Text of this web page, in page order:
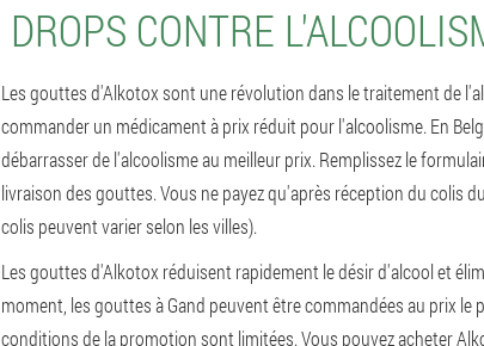
DROPS CONTRE
Les gouttes d'Alkotox sont une révolution dans le traitement de
commander un médicament à prix réduit pour l'alcoolisme. En
débarrasser de l'alcoolisme au meilleur prix. Remplissez le
livraison des gouttes. Vous ne payez qu'après réception du colis
colis peuvent varier selon les villes).
Les gouttes d'Alkotox réduisent rapidement le désir d'alcool et
moment, les gouttes à Gand peuvent être commandées au prix le
conditions de la promotion sont limitées. Vous pouvez acheter